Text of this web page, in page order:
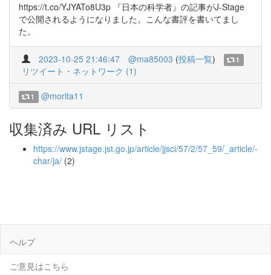
https://t.co/YJYATo8U3p 『日本の科学者』の記事がJ-Stage
で公開されるようになりました。こんな書評を書いてまし
た。
2023-10-25 21:46:47 @ma85003 (投稿一覧) 1
リツイート・ネットワーク (1)
1 @morita11
収集済み URL リスト
https://www.jstage.jst.go.jp/article/jjsci/57/2/57_59/_article/-
char/ja/ (2)
ヘルプ
ご意見はこちら